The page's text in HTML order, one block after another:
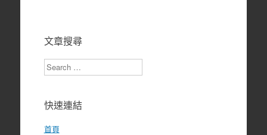
文章搜尋
Search
快速連結
首頁